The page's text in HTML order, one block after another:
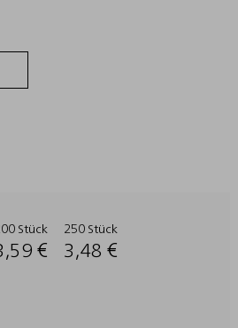
Stück
€
250 Stück
3,48 €